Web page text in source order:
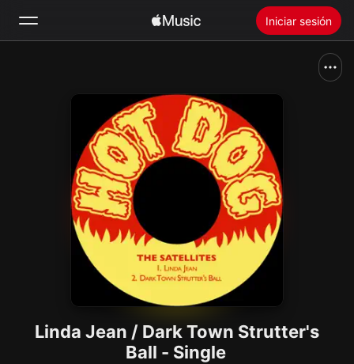
Iniciar sesión
Novedades
Radio
Instalar Apple Music
Linda Jean / Dark Town Strutter's
Ball - Single